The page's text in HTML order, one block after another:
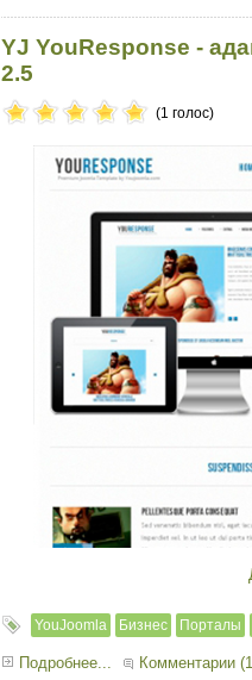
YJ YouResponse -
2.5
(1 голос)
YouJoomla Бизнес Порталы
Подробнее... Комментарии